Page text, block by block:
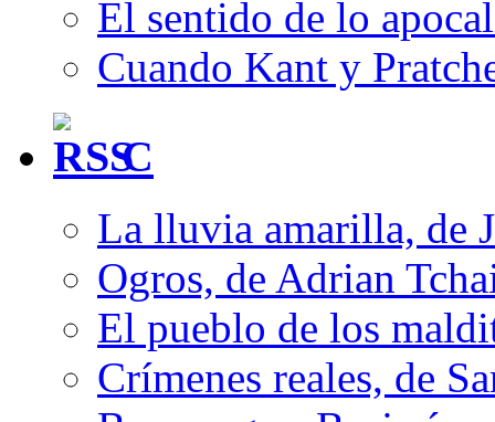
El sentido de lo
Cuando Kant y
C
La lluvia amarilla, de
Ogros, de Adrian
El pueblo de los
Crímenes reales, de